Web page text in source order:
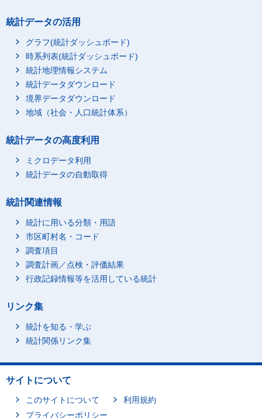
統計データの活用
グラフ(統計ダッシュボード)
時系列表(統計ダッシュボード)
統計地理情報システム
統計データダウンロード
境界データダウンロード
地域（社会・人口統計体系）
統計データの高度利用
ミクロデータ利用
統計データの自動取得
統計関連情報
統計に用いる分類・用語
市区町村名・コード
調査項目
調査計画／点検・評価結果
行政記録情報等を活用している統計
リンク集
統計を知る・学ぶ
統計関係リンク集
サイトについて
このサイトについて
利用規約
プライバシーポリシー